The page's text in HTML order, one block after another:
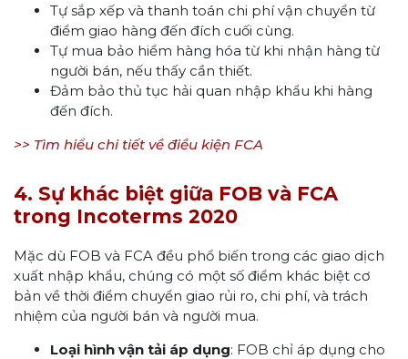
Tự sắp xếp và thanh toán chi phí vận chuyển từ
điểm giao hàng đến đích cuối cùng.
Tự mua bảo hiểm hàng hóa từ khi nhận hàng từ
người bán, nếu thấy cần thiết.
Đảm bảo thủ tục hải quan nhập khẩu khi hàng
đến đích.
>> Tìm hiểu chi tiết về điều kiện FCA
4. Sự khác biệt giữa FOB và FCA
trong Incoterms 2020
Mặc dù FOB và FCA đều phổ biến trong các giao dịch
xuất nhập khẩu, chúng có một số điểm khác biệt cơ
bản về thời điểm chuyển giao rủi ro, chi phí, và trách
nhiệm của người bán và người mua.
Loại hình vận tải áp dụng: FOB chỉ áp dụng cho